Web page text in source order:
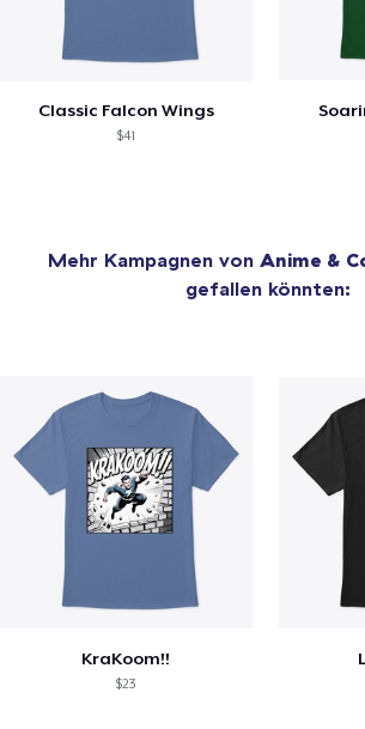
Classic Falcon Wings
$41
Mehr Kampagnen von Anime &
gefallen könnten:
KraKoom!!
$23